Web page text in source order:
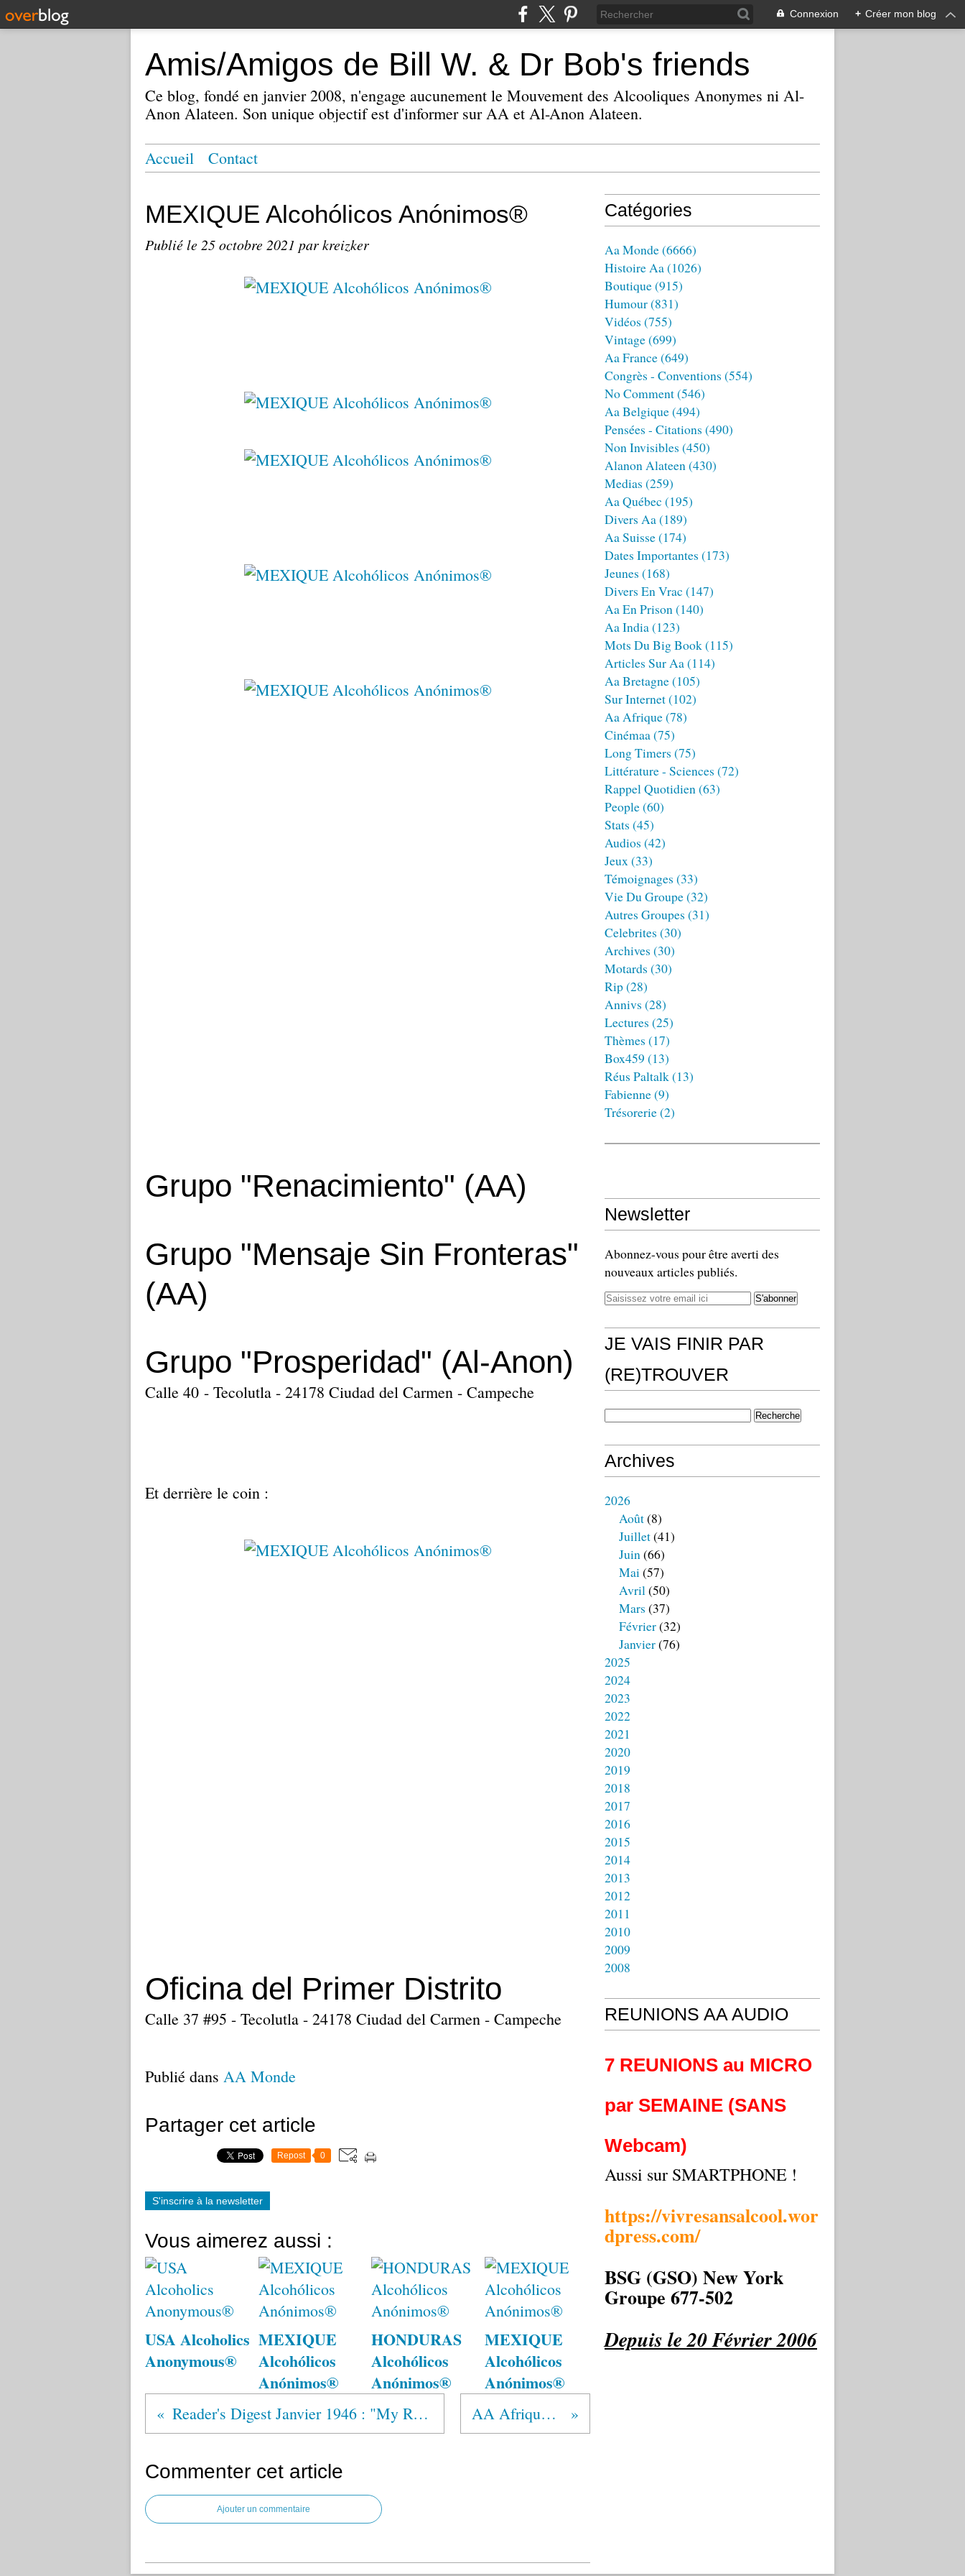
Connexion + Créer mon blog
Amis/Amigos de Bill W. & Dr Bob's friends
Ce blog, fondé en janvier 2008, n'engage aucunement le Mouvement des Alcooliques Anonymes ni Al-
Anon Alateen. Son unique objectif est d'informer sur AA et Al-Anon Alateen.
Accueil Contact
MEXIQUE Alcohólicos Anónimos®
Publié le 25 octobre 2021 par kreizker
Grupo "Renacimiento" (AA)
Grupo "Mensaje Sin Fronteras"
(AA)
Grupo "Prosperidad" (Al-Anon)
Calle 40 - Tecolutla - 24178 Ciudad del Carmen - Campeche
Et derrière le coin :
Oficina del Primer Distrito
Calle 37 #95 - Tecolutla - 24178 Ciudad del Carmen - Campeche
Publié dans AA Monde
Partager cet article
Repost 0
S'inscrire à la newsletter
Vous aimerez aussi :
USA Alcoholics
Anonymous®
MEXIQUE
Alcohólicos
Anónimos®
HONDURAS
Alcohólicos
Anónimos®
MEXIQUE
Alcohólicos
Anónimos®
Reader's Digest Janvier 1946 : "My Return From The Half-World Of Alcoholism" AA Afrique du Sud a 75 ans !
Commenter cet article
Ajouter un commentaire
Catégories
Aa Monde(6666)
Histoire Aa(1026)
Boutique(915)
Humour(831)
Vidéos (755)
Vintage(699)
Aa France(649)
Congrès - Conventions (554)
No Comment(546)
Aa Belgique(494)
Pensées - Citations (490)
Non Invisibles (450)
Alanon Alateen(430)
Medias (259)
Aa Québec (195)
Divers Aa(189)
Aa Suisse(174)
Dates Importantes (173)
Jeunes (168)
Divers En Vrac (147)
Aa En Prison(140)
Aa India(123)
Mots Du Big Book(115)
Articles Sur Aa(114)
Aa Bretagne(105)
Sur Internet(102)
Aa Afrique(78)
Cinémaa(75)
Long Timers (75)
Littérature - Sciences (72)
Rappel Quotidien(63)
People(60)
Stats (45)
Audios (42)
Jeux(33)
Témoignages (33)
Vie Du Groupe(32)
Autres Groupes (31)
Celebrites (30)
Archives (30)
Motards (30)
Rip(28)
Annivs (28)
Lectures (25)
Thèmes (17)
Box459 (13)
Réus Paltalk(13)
Fabienne(9)
Trésorerie(2)
Newsletter
Abonnez-vous pour être averti des
nouveaux articles publiés.
JE VAIS FINIR PAR
(RE)TROUVER
Archives
2026
Août(8)
Juillet(41)
Juin(66)
Mai(57)
Avril(50)
Mars (37)
Février(32)
Janvier(76)
2025
2024
2023
2022
2021
2020
2019
2018
2017
2016
2015
2014
2013
2012
2011
2010
2009
2008
REUNIONS AA AUDIO
7 REUNIONS au MICRO
par SEMAINE (SANS
Webcam)
Aussi sur SMARTPHONE !
https://vivresansalcool.wor
dpress.com/
BSG (GSO) New York
Groupe 677-502
Depuis le 20 Février 2006